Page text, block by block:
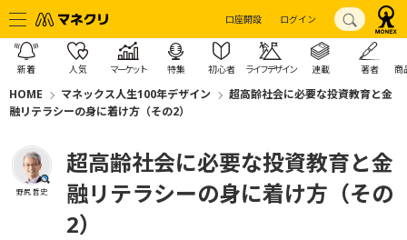
口座開設 ログイン
新着 人気 マーケット 特集 初心者 ライフデザイン 連載 著者 商
HOME マネックス人生100年デザイン
超高齢社会に必要な投資教育と金
融リテラシーの身に着け方（その2）
野尻 哲史
超高齢社会に必要な投資教育と金
融リテラシーの身に着け方（その
2）